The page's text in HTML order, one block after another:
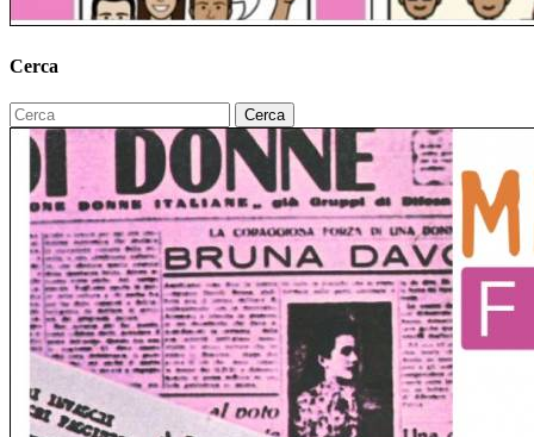
Cerca